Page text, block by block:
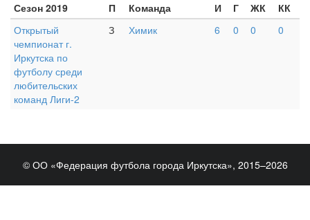
Сезон 2019 П Команда И Г ЖК
КК
Открытый
чемпионат г.
Иркутска по
футболу среди
любительских
команд Лиги-2
З Химик 6 0 0 0
© ОО «Федерация футбола города Иркутска», 2015–2026